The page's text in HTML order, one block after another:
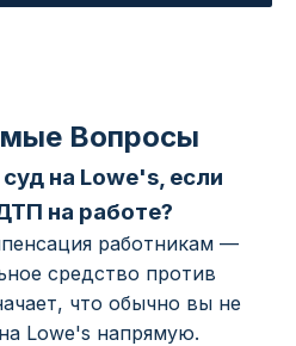
Вопросы
на Lowe's, если
на работе?
работникам —
средство против
что обычно вы не
Lowe's напрямую.